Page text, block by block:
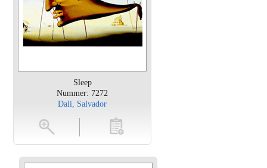
Sleep
Nummer: 7272
Dali, Salvador
toevoegen